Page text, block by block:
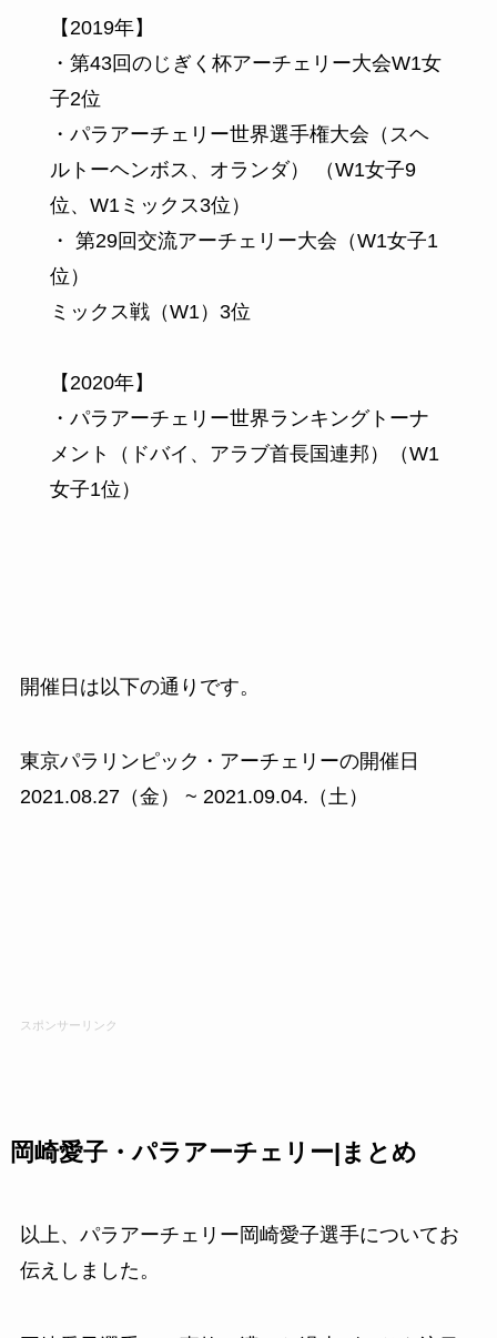
【2019年】
・第43回のじぎく杯アーチェリー大会W1女
子2位
・パラアーチェリー世界選手権大会（スヘ
ルトーヘンボス、オランダ）
（W1女子9
位、W1ミックス3位）
・ 第29回交流アーチェリー大会（W1女子1
位）
ミックス戦（W1）3位
【2020年】
・ パラアーチェリー世界ランキングトーナ
メント（ドバイ、アラブ首長国連邦）（W1
女子1位）
開催日は以下の通りです。
東京パラリンピック・アーチェリーの開催日
2021.08.27（金） ~ 2021.09.04.（土）
スポンサーリンク
岡崎愛子・パラアーチェリー|まとめ
以上、パラアーチェリー岡崎愛子選手についてお
伝えしました。